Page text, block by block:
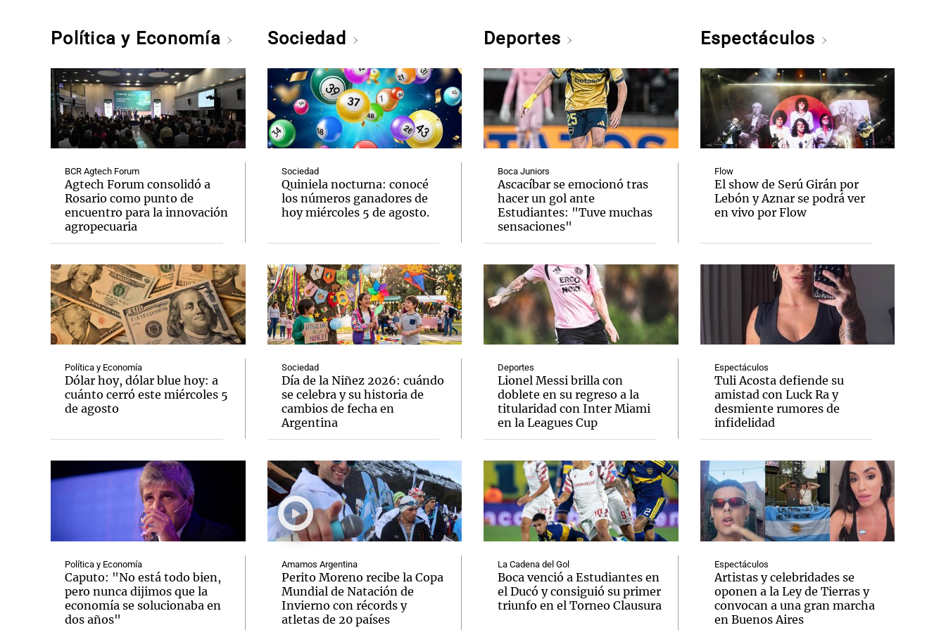
Política y Economía
BCR Agtech Forum
Agtech Forum consolidó a
Rosario como punto de
encuentro para la innovación
agropecuaria
Política y Economía
Dólar hoy, dólar blue hoy: a
cuánto cerró este miércoles 5
de agosto
Política y Economía
Caputo: "No está todo bien,
pero nunca dijimos que la
economía se solucionaba en
dos años"
Sociedad
Sociedad
Quiniela nocturna: conocé
los números ganadores de
hoy miércoles 5 de agosto.
Sociedad
Día de la Niñez 2026: cuándo
se celebra y su historia de
cambios de fecha en
Argentina
Amamos Argentina
Perito Moreno recibe la Copa
Mundial de Natación de
Invierno con récords y
atletas de 20 países
Deportes
Boca Juniors
Ascacíbar se emocionó tras
hacer un gol ante
Estudiantes: "Tuve muchas
sensaciones"
Deportes
Lionel Messi brilla con
doblete en su regreso a la
titularidad con Inter Miami
en la Leagues Cup
La Cadena del Gol
Boca venció a Estudiantes en
el Ducó y consiguió su primer
triunfo en el Torneo Clausura
Espectáculos
Flow
El show de Serú Girán por
Lebón y Aznar se podrá ver
en vivo por Flow
Espectáculos
Tuli Acosta defiende su
amistad con Luck Ra y
desmiente rumores de
infidelidad
Espectáculos
Artistas y celebridades se
oponen a la Ley de Tierras y
convocan a una gran marcha
en Buenos Aires
Notas
El huracán de Arequito
Notas
Cadena 3 en Groenlandia
Notas